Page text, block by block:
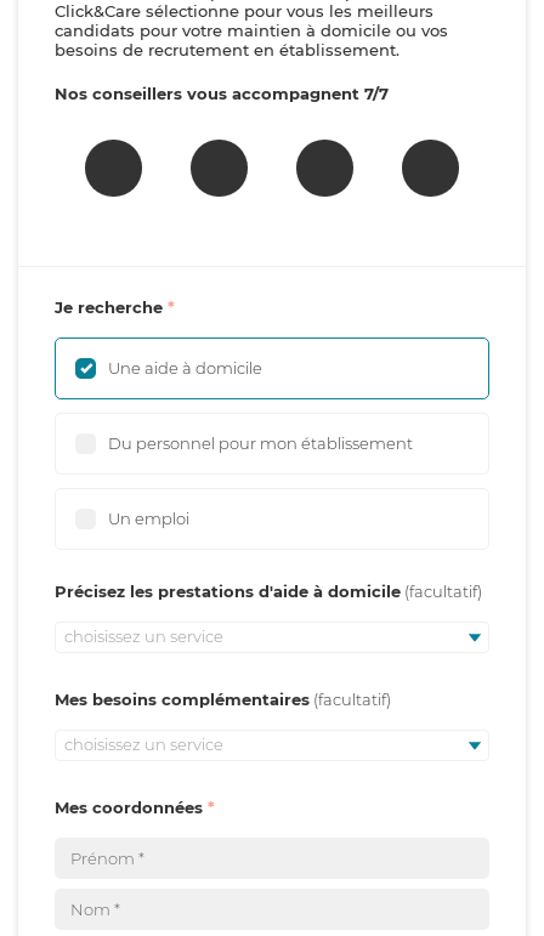
Click&Care sélectionne pour vous les meilleurs
candidats pour votre maintien à domicile ou vos
besoins de recrutement en établissement.
Nos conseillers vous accompagnent 7/7
Je recherche
Une aide à domicile
Du personnel pour mon établissement
Un emploi
Précisez les prestations d'aide à domicile
choisissez un service
Mes besoins complémentaires
choisissez un service
Mes coordonnées